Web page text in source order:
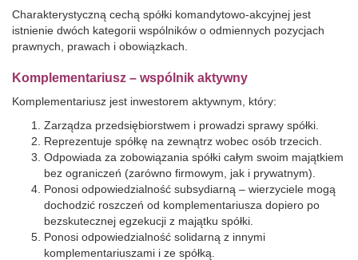
Charakterystyczną cechą spółki komandytowo-akcyjnej jest
istnienie dwóch kategorii wspólników o odmiennych pozycjach
prawnych, prawach i obowiązkach.
Komplementariusz – wspólnik aktywny
Komplementariusz jest inwestorem aktywnym, który:
Zarządza przedsiębiorstwem i prowadzi sprawy spółki.
Reprezentuje spółkę na zewnątrz wobec osób trzecich.
Odpowiada za zobowiązania spółki całym swoim majątkiem
bez ograniczeń (zarówno firmowym, jak i prywatnym).
Ponosi odpowiedzialność subsydiarną – wierzyciele mogą
dochodzić roszczeń od komplementariusza dopiero po
bezskutecznej egzekucji z majątku spółki.
Ponosi odpowiedzialność solidarną z innymi
komplementariuszami i ze spółką.